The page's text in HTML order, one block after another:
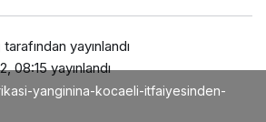
tarafından yayınlandı
08:15yayınlandı
yanginina-kocaeli-itfaiyesinden-